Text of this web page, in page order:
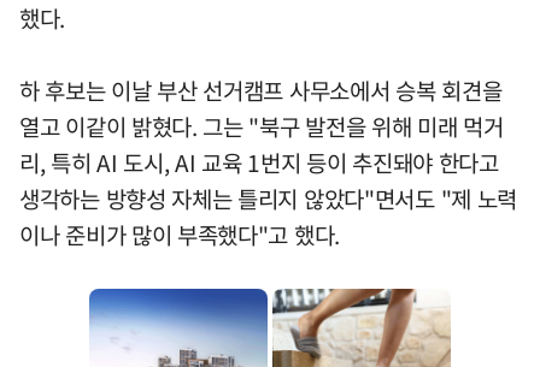
했다.
하 후보는 이날 부산 선거캠프 사무소에서 승복 회견을
열고 이같이 밝혔다. 그는 "북구 발전을 위해 미래 먹거
리, 특히 AI 도시, AI 교육 1번지 등이 추진돼야 한다고
생각하는 방향성 자체는 틀리지 않았다"면서도 "제 노력
이나 준비가 많이 부족했다"고 했다.